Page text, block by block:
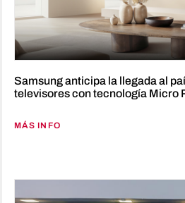
Samsung anticipa la llegada al
televisores con tecnología Micro
MÁS INFO